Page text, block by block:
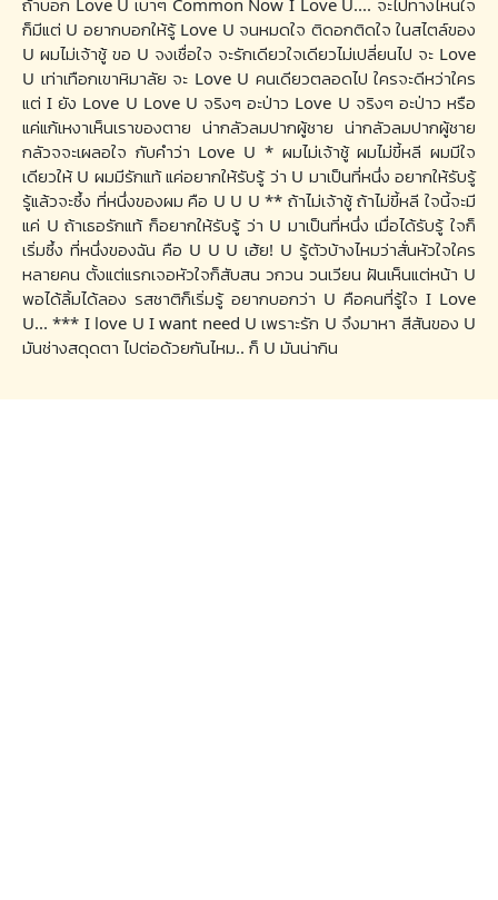
ถ้าบอก Love U เบาๆ Common Now I Love U.... จะไปทางไหนใจ
ก็มีแต่ U อยากบอกให้รู้ Love U จนหมดใจ ติดอกติดใจ ในสไตล์ของ
U ผมไม่เจ้าชู้ ขอ U จงเชื่อใจ จะรักเดียวใจเดียวไม่เปลี่ยนไป จะ Love
U เท่าเทือกเขาหิมาลัย จะ Love U คนเดียวตลอดไป ใครจะดีหว่าใคร
แต่ I ยัง Love U Love U จริงๆ อะป่าว Love U จริงๆ อะป่าว หรือ
แค่แก้เหงาเห็นเราของตาย น่ากลัวลมปากผู้ชาย น่ากลัวลมปากผู้ชาย
กลัวจจะเผลอใจ กับคำว่า Love U * ผมไม่เจ้าชู้ ผมไม่ขี้หลี ผมมีใจ
เดียวให้ U ผมมีรักแท้ แค่อยากให้รับรู้ ว่า U มาเป็นที่หนึ่ง อยากให้รับรู้
รู้แล้วจะซึ้ง ที่หนึ่งของผม คือ U U U ** ถ้าไม่เจ้าชู้ ถ้าไม่ขี้หลี ใจนี้จะมี
แค่ U ถ้าเธอรักแท้ ก็อยากให้รับรู้ ว่า U มาเป็นที่หนึ่ง เมื่อได้รับรู้ ใจก็
เริ่มซึ้ง ที่หนึ่งของฉัน คือ U U U เฮ้ย! U รู้ตัวบ้างไหมว่าสั่นหัวใจใคร
หลายคน ตั้งแต่แรกเจอหัวใจก็สับสน วกวน วนเวียน ฝันเห็นแต่หน้า U
พอได้ลิ้มได้ลอง รสชาติก็เริ่มรู้ อยากบอกว่า U คือคนที่รู้ใจ I Love
U... *** I love U I want need U เพราะรัก U จึงมาหา สีสันของ U
มันช่างสดุดตา ไปต่อด้วยกันไหม.. ก็ U มันน่ากิน